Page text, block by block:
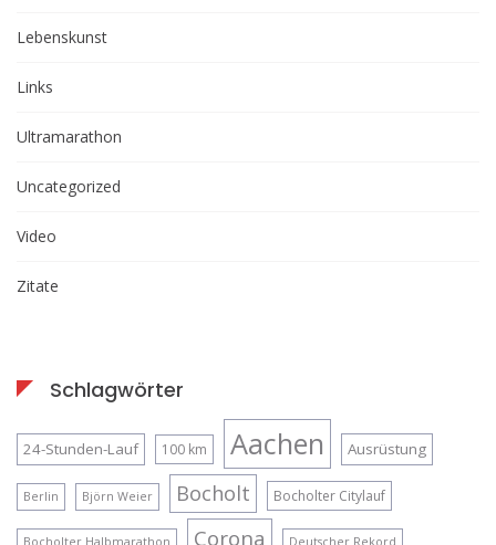
Lebenskunst
Links
Ultramarathon
Uncategorized
Video
Zitate
Schlagwörter
24-Stunden-Lauf 100 km Aachen Ausrüstung
Berlin Björn Weier Bocholt Bocholter Citylauf
Bocholter Halbmarathon Corona Deutscher Rekord